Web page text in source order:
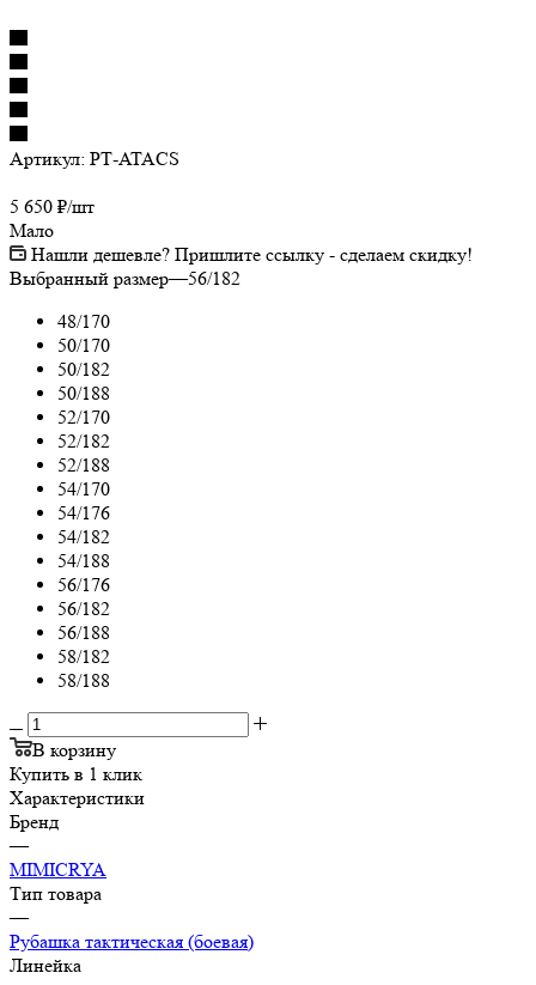
Артикул: РТ-ATACS
5 650 ₽/шт
Мало
Нашли дешевле? Пришлите ссылку - сделаем скидку!
Выбранный размер—56/182
48/170
50/170
50/182
50/188
52/170
52/182
52/188
54/170
54/176
54/182
54/188
56/176
56/182
56/188
58/182
58/188
В корзину
Купить в 1 клик
Характеристики
Бренд
—
MIMICRYA
Тип товара
—
Рубашка тактическая (боевая)
Линейка